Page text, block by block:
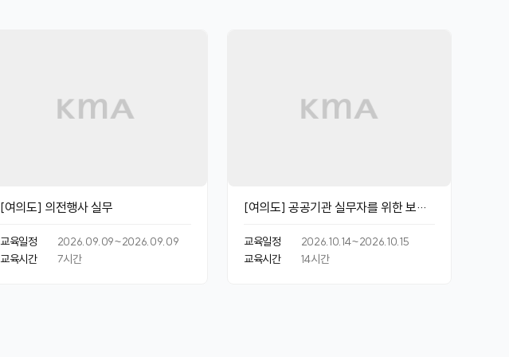
[여의도] 의전행사 실무
교육일정
2026.09.09~2026.09.09
교육시간
7시간
[여의도] 공공기관 실무자를 위한 보고
교육일정
2026.10.14~2026.10.15
교육시간
14시간